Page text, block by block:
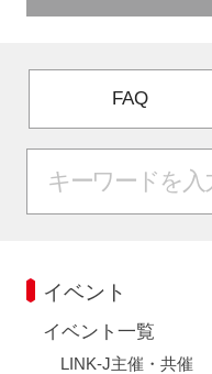
FAQ
イベント
イベント一覧
LINK-J主催・共催